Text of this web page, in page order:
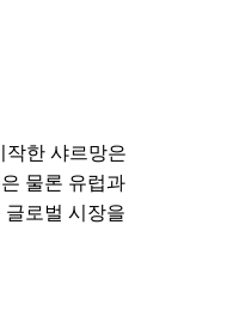
작한 샤르망은
물론 유럽과
로벌 시장을